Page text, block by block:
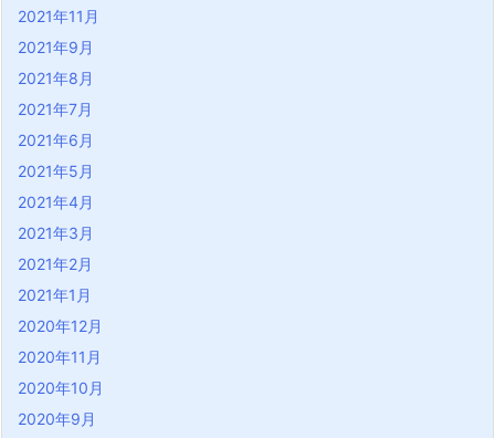
2021年11月
2021年9月
2021年8月
2021年7月
2021年6月
2021年5月
2021年4月
2021年3月
2021年2月
2021年1月
2020年12月
2020年11月
2020年10月
2020年9月